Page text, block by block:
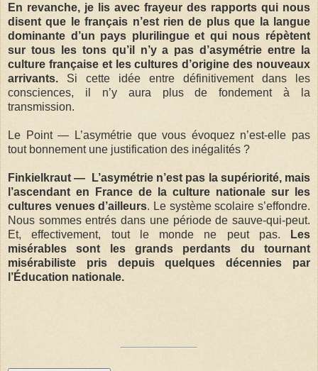
En revanche, je lis avec frayeur des rapports qui nous
disent que le français n’est rien de plus que la langue
dominante d’un pays plurilingue et qui nous répètent
sur tous les tons qu’il n’y a pas d’asymétrie entre la
culture française et les cultures d’origine des nouveaux
arrivants. Si cette idée entre définitivement dans les
consciences, il n’y aura plus de fondement à la
transmission.
Le Point — L’asymétrie que vous évoquez n’est-elle pas
tout bonnement une justification des inégalités ?
Finkielkraut — L’asymétrie n’est pas la supériorité, mais
l’ascendant en France de la culture nationale sur les
cultures venues d’ailleurs. Le système scolaire s’effondre.
Nous sommes entrés dans une période de sauve-qui-peut.
Et, effectivement, tout le monde ne peut pas.
Les
misérables sont les grands perdants du tournant
misérabiliste pris depuis quelques décennies par
l’Éducation nationale.